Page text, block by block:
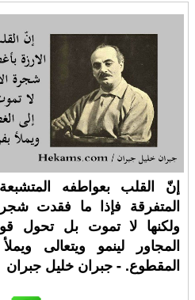
إنّ القلب بعواطفه المتشبعة
المتفرقة فإذا ما فقدت
ولكنها لا تموت بل تحول
المجاور لينمو ويتعالى
المقطوع. - جبران خليل جبران